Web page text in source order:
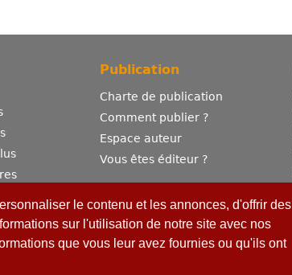
le contenu et les annonces, d'offrir des
sur l'utilisation de notre site avec nos
que vous leur avez fournies ou qu'ils ont
Publication
Charte de publication
Comment publier ?
Espace auteur
Vous êtes éditeur ?